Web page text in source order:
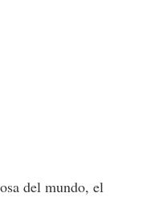
del mundo, el